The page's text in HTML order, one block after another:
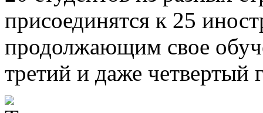
присоединятся к 25
продолжающим свое
третий и даже четвертый